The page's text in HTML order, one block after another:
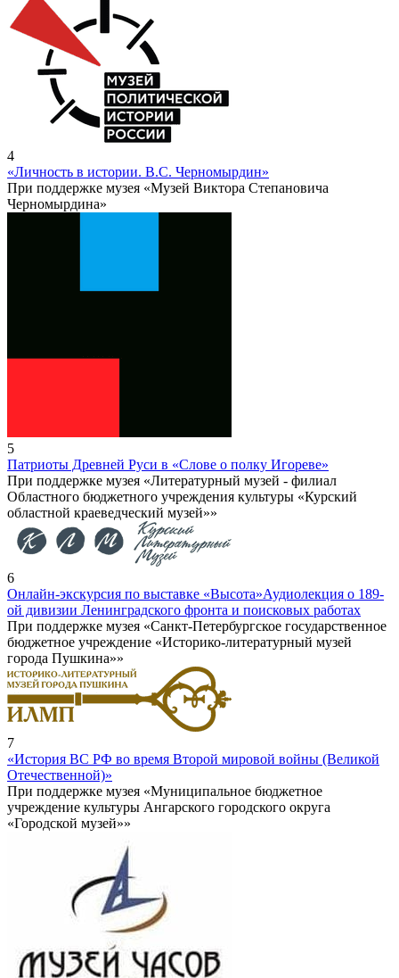
4
«Личность в истории. В.С. Черномырдин»
При поддержке музея «Музей Виктора Степановича
Черномырдина»
5
Патриоты Древней Руси в «Слове о полку Игореве»
При поддержке музея «Литературный музей - филиал
Областного бюджетного учреждения культуры «Курский
областной краеведческий музей»»
6
Онлайн-экскурсия по выставке «Высота»Аудиолекция о 189-
ой дивизии Ленинградского фронта и поисковых работах
При поддержке музея «Санкт-Петербургское государственное
бюджетное учреждение «Историко-литературный музей
города Пушкина»»
7
«История ВС РФ во время Второй мировой войны (Великой
Отечественной)»
При поддержке музея «Муниципальное бюджетное
учреждение культуры Ангарского городского округа
«Городской музей»»